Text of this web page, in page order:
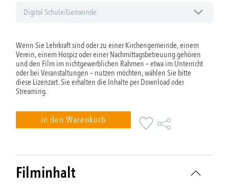
Wenn Sie Lehrkraft sind oder zu einer Kirchengemeinde, einem
Verein, einem Hospiz oder einer Nachmittagsbetreuung gehören
und den Film im nichtgewerblichen Rahmen – etwa im Unterricht
oder bei Veranstaltungen – nutzen möchten, wählen Sie bitte
diese Lizenzart. Sie erhalten die Inhalte per Download oder
Streaming.
in den Warenkorb
Filminhalt